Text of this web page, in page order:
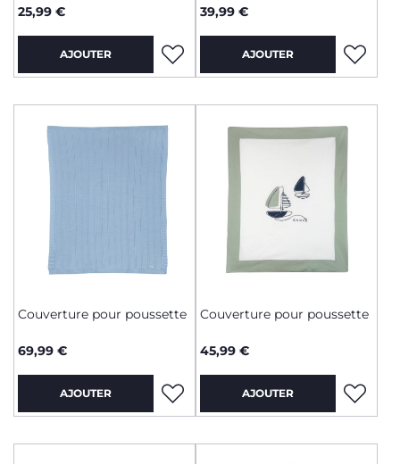
25,99 €
AJOUTER
39,99 €
AJOUTER
Couverture pour poussette
69,99 €
AJOUTER
Couverture pour poussette
45,99 €
AJOUTER